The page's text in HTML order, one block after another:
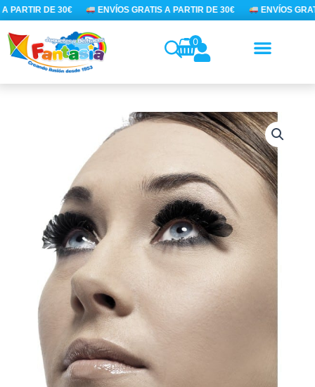
Ir
al
contenido
PARTIR DE 30€ ENVÍOS GRATIS A PARTIR DE 30€ ENVÍOS
0